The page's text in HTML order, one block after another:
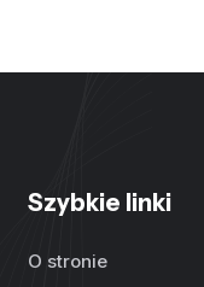
Szybkie linki
O stronie